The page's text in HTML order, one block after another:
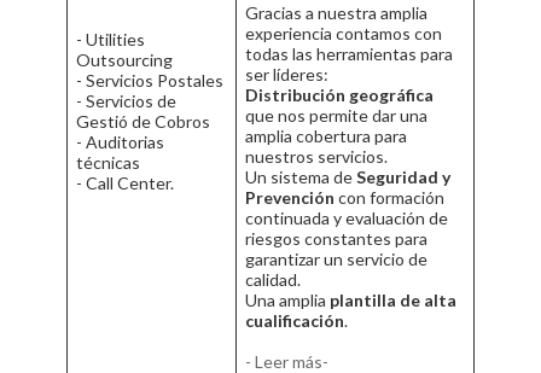
- Utilities
Outsourcing
- Servicios Postales
- Servicios de
Gestió de Cobros
- Auditorias
técnicas
- Call Center.
Gracias a nuestra amplia
experiencia contamos con
todas las herramientas para
ser líderes:
Distribución geográfica
que nos permite dar una
amplia cobertura para
nuestros servicios.
Un sistema deSeguridad y
Prevención con formación
continuada y evaluación de
riesgos constantes para
garantizar un servicio de
calidad.
Una amplia plantilla de alta
cualificación.
- Leer más-